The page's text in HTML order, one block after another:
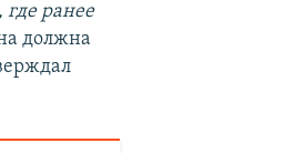
где ранее
должна